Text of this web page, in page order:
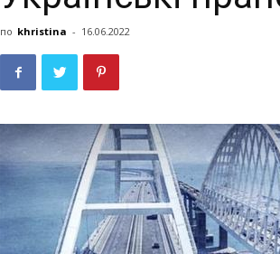
по khristina - 16.06.2022